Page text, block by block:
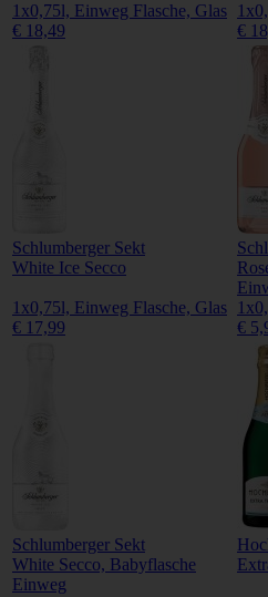
1x0,75l, Einweg Flasche, Glas
€ 18,49
€
Schlumberger Sekt
White Ice Secco
1x0,75l, Einweg Flasche, Glas
€ 17,99
€
Schlumberger Sekt
White Secco, Babyflasche
Einweg